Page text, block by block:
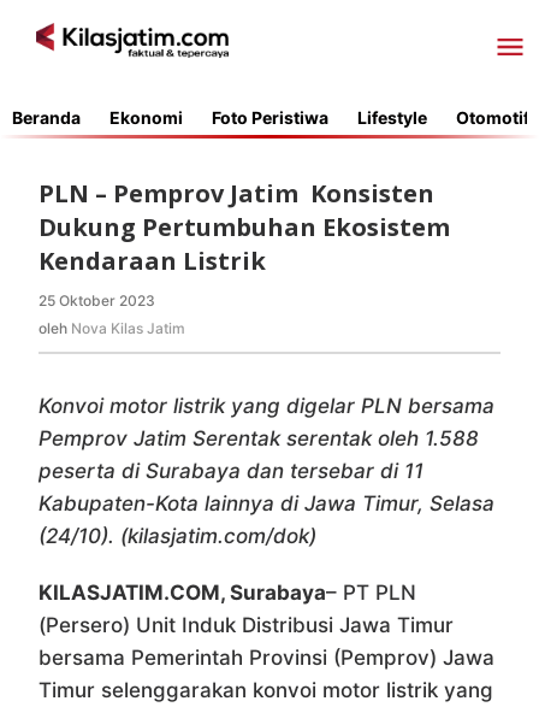
Beranda Ekonomi Foto Peristiwa Lifestyle Otomotif
PLN – Pemprov Jatim Konsisten
Dukung Pertumbuhan Ekosistem
Kendaraan Listrik
25 Oktober 2023
Nova
oleh Nova Kilas Jatim
Konvoi motor listrik yang digelar PLN bersama
Pemprov Jatim Serentak serentak oleh 1.588
peserta di Surabaya dan tersebar di 11
Kabupaten-Kota lainnya di Jawa Timur, Selasa
(24/10). (kilasjatim.com/dok)
KILASJATIM.COM, Surabaya– PT PLN
(Persero) Unit Induk Distribusi Jawa Timur
bersama Pemerintah Provinsi (Pemprov) Jawa
Timur selenggarakan konvoi motor listrik yang